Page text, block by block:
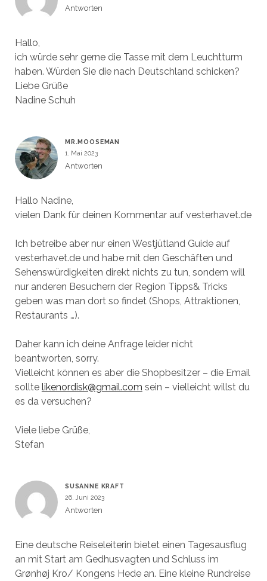
Antworten
Hallo,
ich würde sehr gerne die Tasse mit dem Leuchtturm
haben. Würden Sie die nach Deutschland schicken?
Liebe Grüße
Nadine Schuh
MR.MOOSEMAN
1. Mai 2023
Antworten
Hallo Nadine,
vielen Dank für deinen Kommentar auf vesterhavet.de
Ich betreibe aber nur einen Westjütland Guide auf
vesterhavet.de und habe mit den Geschäften und
Sehenswürdigkeiten direkt nichts zu tun, sondern will
nur anderen Besuchern der Region Tipps& Tricks
geben was man dort so findet (Shops, Attraktionen,
Restaurants …).
Daher kann ich deine Anfrage leider nicht
beantworten, sorry.
Vielleicht können es aber die Shopbesitzer – die Email
sollte likenordisk@gmail.com sein – vielleicht willst du
es da versuchen?
Viele liebe Grüße,
Stefan
SUSANNE KRAFT
26. Juni 2023
Antworten
Eine deutsche Reiseleiterin bietet einen Tagesausflug
an mit Start am Gedhusvagten und Schluss im
Grønhøj Kro/ Kongens Hede an. Eine kleine Rundreise